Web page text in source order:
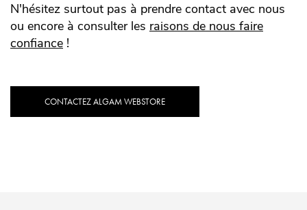
N'hésitez surtout pas à prendre contact avec nous
ou encore à consulter les raisons de nous faire
confiance !
CONTACTEZ ALGAM WEBSTORE